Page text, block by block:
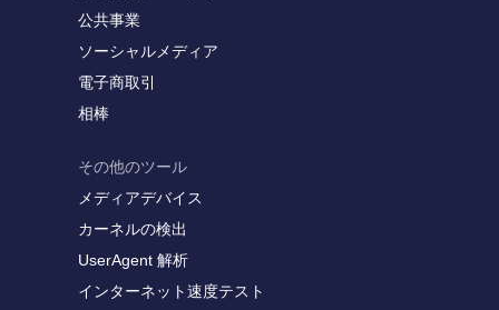
公共事業
ソーシャルメディア
電子商取引
相棒
その他のツール
メディアデバイス
カーネルの検出
UserAgent 解析
インターネット速度テスト